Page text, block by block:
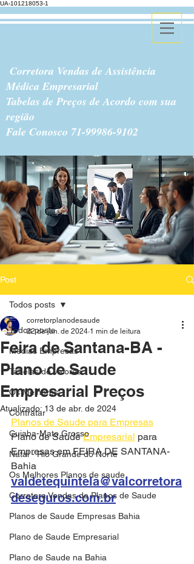
UA-101218053-1
Corretora Vendas de Assistência
Médica Empresarial
Tabelas de Preços de Acordo com sua
região
Fale Conosco 71-99986-9102
Post
Todos posts
Medias Empresas
Tabelas de Valores
Os Melhores
Contratar
Cuiaba-Mato Grosso
Natal - Rio Grande do Norte
Os Melhores Planos de saude
Corretora Vendas de Planos de Saude
Planos de Saude Empresas Bahia
Plano de Saude Empresarial
Plano de Saude na Bahia
Todos posts
Feira de Santana-BA -
Plano de Saude
Empresarial Preços
corretorplanodesaude
22 de jan. de 2024 1 min de leitura
Atualizado: 13 de abr. de 2024
Planos de Saude para Empresas
Plano de Saude Empresarial para
Empresas em FEIRA DE SANTANA-
Bahia
valdetequintela@valcorretora
deseguros.com.br